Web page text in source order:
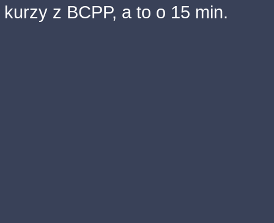
kurzy z BCPP, a to o 15 min.